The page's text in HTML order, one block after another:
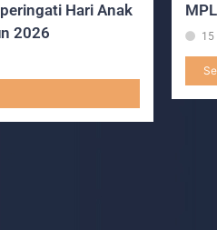
Hari Anak
2026
15